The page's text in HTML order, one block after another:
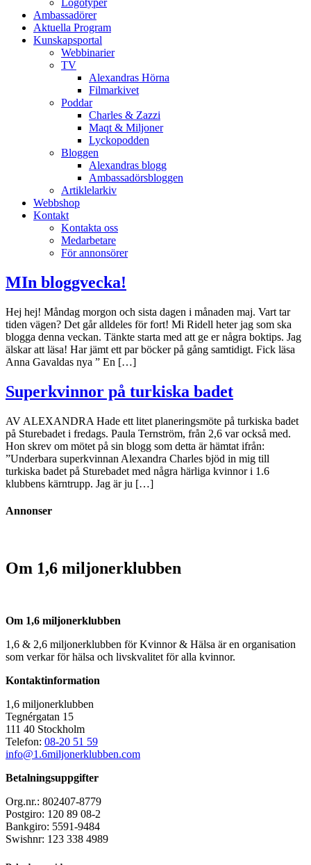
Logotyper
Ambassadörer
Aktuella Program
Kunskapsportal
Webbinarier
TV
Alexandras Hörna
Filmarkivet
Poddar
Charles & Zazzi
Maqt & Miljoner
Lyckopodden
Bloggen
Alexandras blogg
Ambassadörsbloggen
Artiklelarkiv
Webbshop
Kontakt
Kontakta oss
Medarbetare
För annonsörer
MIn bloggvecka!
Hej hej! Måndag morgon och sista dagen i månaden maj. Vart tar
tiden vägen? Det går alldeles för fort! Mi Ridell heter jag som ska
blogga denna veckan. Tänkte starta med att ge er några boktips. Jag
älskar att läsa! Har jämt ett par böcker på gång samtidigt. Fick läsa
Anna Gavaldas nya ” En […]
Superkvinnor på turkiska badet
AV ALEXANDRA Hade ett litet planeringsmöte på turkiska badet
på Sturebadet i fredags. Paula Ternström, från 2,6 var också med.
Hon skrev om mötet på sin blogg som detta är hämtat ifrån:
”Underbara superkvinnan Alexandra Charles bjöd in mig till
turkiska badet på Sturebadet med några härliga kvinnor i 1.6
klubbens kärntrupp. Jag är ju […]
Annonser
Om 1,6 miljonerklubben
Om 1,6 miljonerklubben
1,6 & 2,6 miljonerklubben för Kvinnor & Hälsa är en organisation
som verkar för hälsa och livskvalitet för alla kvinnor.
Kontaktinformation
1,6 miljonerklubben
Tegnérgatan 15
111 40 Stockholm
Telefon: 08-20 51 59
info@1.6miljonerklubben.com
Betalningsuppgifter
Org.nr.: 802407-8779
Postgiro: 120 89 08-2
Bankgiro: 5591-9484
Swishnr: 123 338 4989